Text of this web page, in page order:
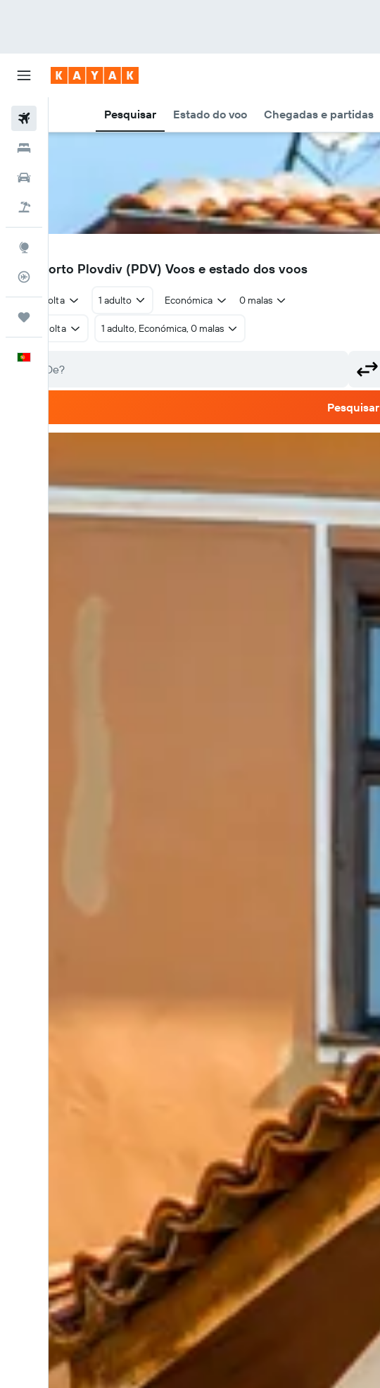
Pesquisar Estado do voo Chegadas e partidas
Monitorizador de voos
PDV
Aeroporto Plovdiv (PDV) Voos e estado dos voos
Ida e volta 1 adulto Económica 0 malas
Ida e volta 1 adulto, Económica, 0 malas
Pesquisar